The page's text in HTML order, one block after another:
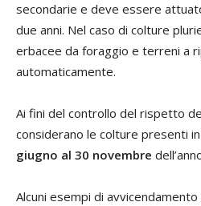
secondarie e deve essere
due anni. Nel caso di colture
erbacee da foraggio e terreni a
automaticamente.
Ai fini del controllo del rispetto
considerano le colture presenti
giugno al 30 novembre
Alcuni esempi di